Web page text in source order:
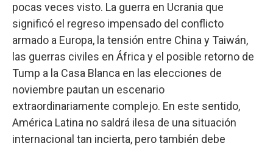
pocas veces visto. La guerra en Ucrania que
significó el regreso impensado del conflicto
armado a Europa, la tensión entre China y Taiwán,
las guerras civiles en África y el posible retorno de
Tump a la Casa Blanca en las elecciones de
noviembre pautan un escenario
extraordinariamente complejo. En este sentido,
América Latina no saldrá ilesa de una situación
internacional tan incierta, pero también debe